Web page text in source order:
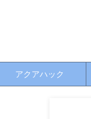
アクアハック